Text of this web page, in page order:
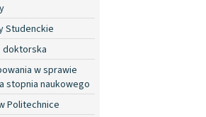
Studenckie
doktorska
w sprawie
stopnia naukowego
Politechnice